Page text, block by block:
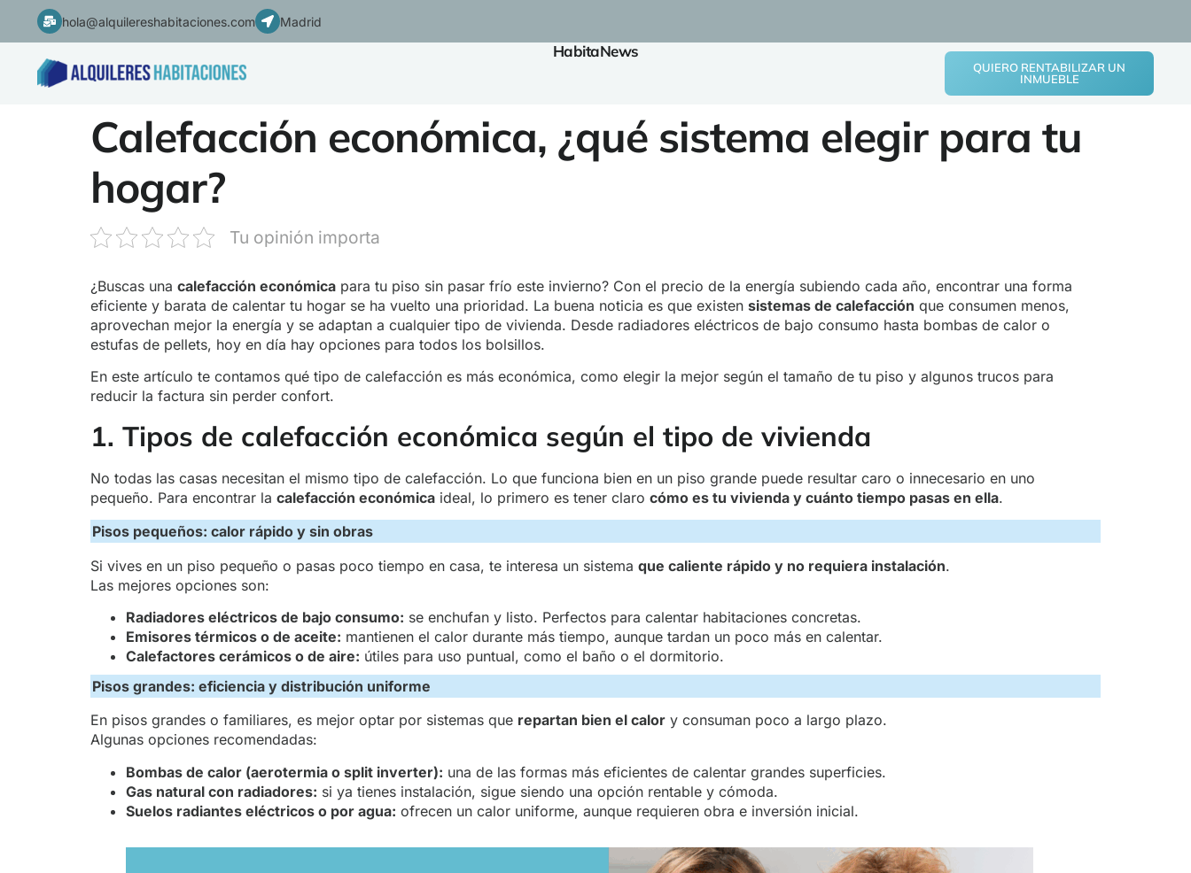
hola@alquilereshabitaciones.com Madrid
HabitaNews
QUIERO RENTABILIZAR UN
INMUEBLE
Calefacción económica, ¿qué sistema elegir para tu
hogar?
Tu opinión importa
¿Buscas una calefacción económica para tu piso sin pasar frío este invierno? Con el precio de la energía subiendo cada año, encontrar una forma
eficiente y barata de calentar tu hogar se ha vuelto una prioridad. La buena noticia es que existen sistemas de calefacción que consumen menos,
aprovechan mejor la energía y se adaptan a cualquier tipo de vivienda. Desde radiadores eléctricos de bajo consumo hasta bombas de calor o
estufas de pellets, hoy en día hay opciones para todos los bolsillos.
En este artículo te contamos qué tipo de calefacción es más económica, como elegir la mejor según el tamaño de tu piso y algunos trucos para
reducir la factura sin perder confort.
1. Tipos de calefacción económica según el tipo de vivienda
No todas las casas necesitan el mismo tipo de calefacción. Lo que funciona bien en un piso grande puede resultar caro o innecesario en uno
pequeño. Para encontrar la calefacción económica ideal, lo primero es tener claro cómo es tu vivienda y cuánto tiempo pasas en ella.
Pisos pequeños: calor rápido y sin obras
Si vives en un piso pequeño o pasas poco tiempo en casa, te interesa un sistema que caliente rápido y no requiera instalación.
Las mejores opciones son:
Radiadores eléctricos de bajo consumo: se enchufan y listo. Perfectos para calentar habitaciones concretas.
Emisores térmicos o de aceite: mantienen el calor durante más tiempo, aunque tardan un poco más en calentar.
Calefactores cerámicos o de aire: útiles para uso puntual, como el baño o el dormitorio.
Pisos grandes: eficiencia y distribución uniforme
En pisos grandes o familiares, es mejor optar por sistemas que repartan bien el calor y consuman poco a largo plazo.
Algunas opciones recomendadas:
Bombas de calor (aerotermia o split inverter): una de las formas más eficientes de calentar grandes superficies.
Gas natural con radiadores: si ya tienes instalación, sigue siendo una opción rentable y cómoda.
Suelos radiantes eléctricos o por agua: ofrecen un calor uniforme, aunque requieren obra e inversión inicial.